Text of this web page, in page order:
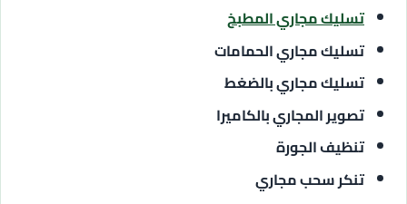
تسليك مجاري المطبخ
تسليك مجاري الحمامات
تسليك مجاري بالضغط
تصوير المجاري بالكاميرا
تنظيف الجورة
تنكر سحب مجاري